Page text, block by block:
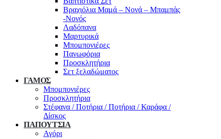
Βραχιόλια Μαμά – Νονά – Μπαμπάς
-Νονός
Λαδόπανα
Μαρτυρικά
Μπομπονιέρες
Πανωφόρια
Προσκλητήρια
Σετ ξελαδώματος
ΓΑΜΟΣ
Μπομπονιέρες
Προσκλητήρια
Στέφανα / Ποτήρια / Ποτήρια / Καράφα /
Δίσκος
ΠΑΠΟΥΤΣΙΑ
Αγόρι